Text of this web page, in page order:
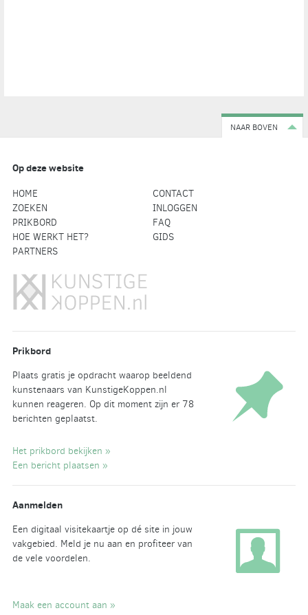
NAAR BOVEN
Op deze website
HOME
CONTACT
ZOEKEN
INLOGGEN
PRIKBORD
FAQ
HOE WERKT HET?
GIDS
PARTNERS
Prikbord
Plaats gratis je opdracht waarop beeldend
kunstenaars van KunstigeKoppen.nl
kunnen reageren. Op dit moment zijn er 78
berichten geplaatst.
Het prikbord bekijken »
Een bericht plaatsen »
Aanmelden
Een digitaal visitekaartje op dé site in jouw
vakgebied. Meld je nu aan en profiteer van
de vele voordelen.
Maak een account aan »